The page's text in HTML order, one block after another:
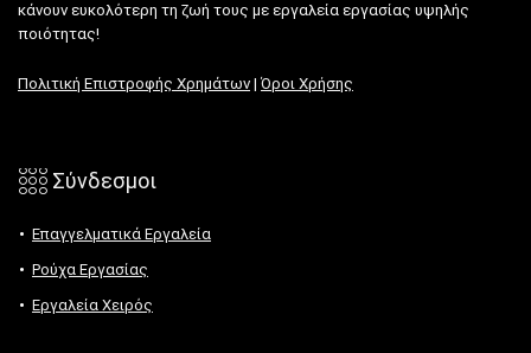
κάνουν ευκολότερη τη ζωή τους με εργαλεία εργασίας υψηλής
ποιότητας!
Πολιτική Επιστροφής Χρημάτων | Όροι Χρήσης
𓃑 Σύνδεσμοι
Επαγγελματικά Εργαλεία
Ρούχα Εργασίας
Εργαλεία Χειρός